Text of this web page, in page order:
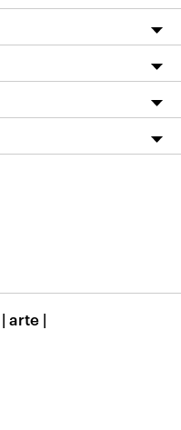
| arte |